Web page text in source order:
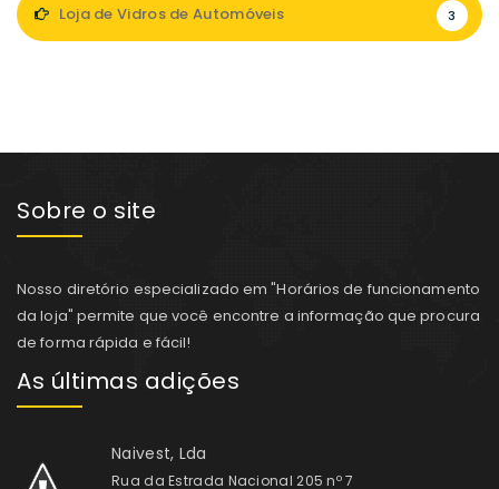
Loja de Vidros de Automóveis 3
Sobre o site
Nosso diretório especializado em "Horários de funcionamento
da loja" permite que você encontre a informação que procura
de forma rápida e fácil!
As últimas adições
Naivest, Lda
Rua da Estrada Nacional 205 nº 7